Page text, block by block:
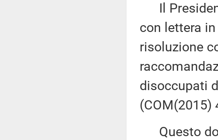
Il
con lettera
risoluzione
disoccupati
(COM(2015)
Questo